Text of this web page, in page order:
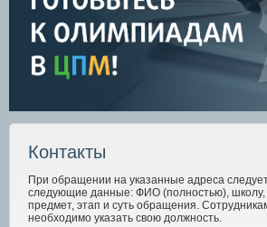
Контакты
При обращении на указанные адреса
следующие данные: ФИО (полностью), школу,
предмет, этап и суть обращения.
необходимо указать свою должность.